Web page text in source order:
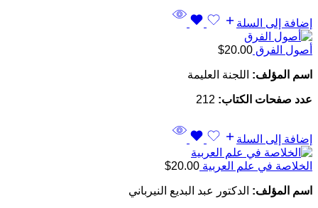
إضافة إلى السلة
أصول الفرق $20.00
اسم المؤلف: اللجنة العليمة
عدد صفحات الكتاب:
إضافة إلى السلة
الخلاصة في علم العربية $20.00
اسم المؤلف: الدكتور عبد البديع النيرباني